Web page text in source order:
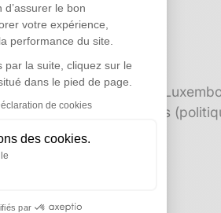
le bon
votre expérience,
performance du site.
par la suite, cliquez sur le
dans le pied de page.
de cookies
des cookies.
par
5 rue Plaetis L-2338
données personnelles
site :